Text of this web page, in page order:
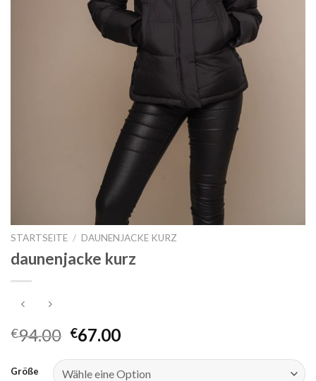
STARTSEITE / DAUNENJACKE KURZ
daunenjacke kurz
€94.00 €67.00
Größe